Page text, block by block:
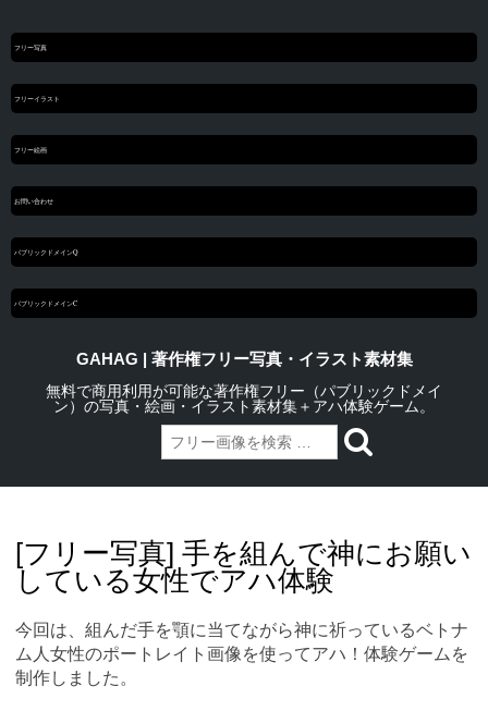
フリー写真
フリーイラスト
フリー絵画
お問い合わせ
パブリックドメインQ
パブリックドメインC
GAHAG | 著作権フリー写真・イラスト素材集
無料で商用利用が可能な著作権フリー（パブリックドメイ
ン）の写真・絵画・イラスト素材集＋アハ体験ゲーム。
content[フリー写真] 手を組んで神にお願い
している女性でアハ体験
今回は、組んだ手を顎に当てながら神に祈っているベトナ
ム人女性のポートレイト画像を使ってアハ！体験ゲームを
制作しました。